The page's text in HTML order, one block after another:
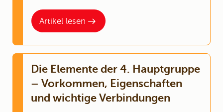
Artikel lesen
Die Elemente der 4. Hauptgruppe
– Vorkommen, Eigenschaften
und wichtige Verbindungen